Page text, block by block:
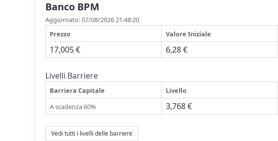
Banco BPM
Aggiornato: 07/08/2026 21:48:20
Prezzo
Valore Iniziale
17,005 € 6,28 €
Livelli Barriere
Barriera Capitale Livello
A scadenza 60%
3,768 €
Vedi tutti i livelli delle barriere